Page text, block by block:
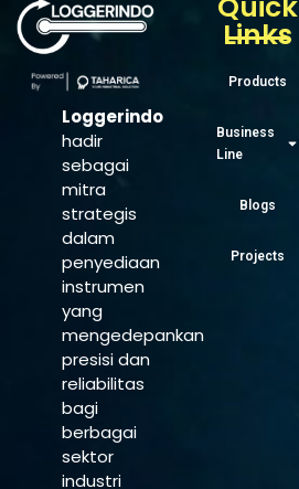
Loggerindo
hadir
sebagai
mitra
strategis
dalam
penyediaan
instrumen
yang
mengedepankan
presisi dan
reliabilitas
bagi
berbagai
sektor
industri
Links
Products
Business
Line
Blogs
Projects